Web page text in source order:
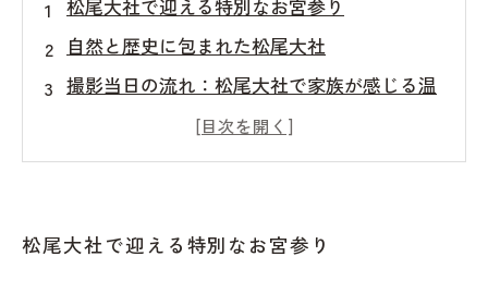
松尾大社で迎える特別なお宮参り
自然と歴史に包まれた松尾大社
撮影当日の流れ：松尾大社で家族が感じる温
松尾大社でのお宮参り写真は家族の宝物
松尾大社で残す赤ちゃんへの愛の思い出
松尾大社で迎える特別なお宮参り